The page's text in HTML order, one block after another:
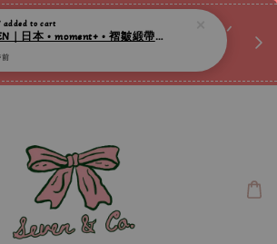
的『水晶手鍊』嗎ꕀ♡ 私訊我們.ᐟ.ᐟ
📣Instagram 這邊按下去